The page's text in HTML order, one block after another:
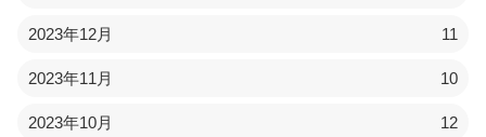
2023年12月 11
2023年11月 10
2023年10月 12